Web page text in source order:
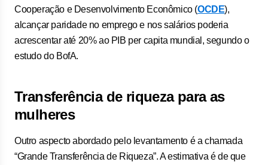
Cooperação e Desenvolvimento Econômico (OCDE),
alcançar paridade no emprego e nos salários poderia
acrescentar até 20% ao PIB per capita mundial, segundo o
estudo do BofA.
Transferência de riqueza para as
mulheres
Outro aspecto abordado pelo levantamento é a chamada
“Grande Transferência de Riqueza”. A estimativa é de que